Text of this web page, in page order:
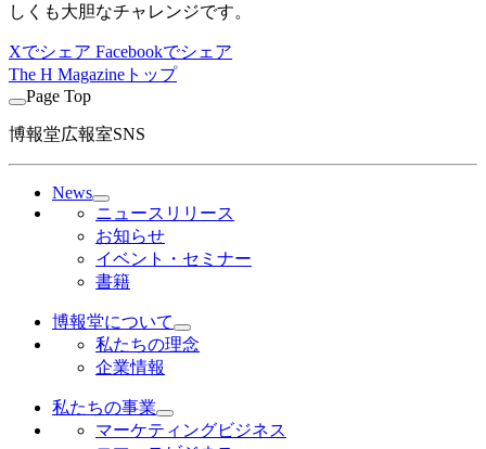
しくも大胆なチャレンジです。
Xでシェア Facebookでシェア
The H Magazineトップ
Page Top
博報堂広報室SNS
News
ニュースリリース
お知らせ
イベント・セミナー
書籍
博報堂について
私たちの理念
企業情報
私たちの事業
マーケティングビジネス